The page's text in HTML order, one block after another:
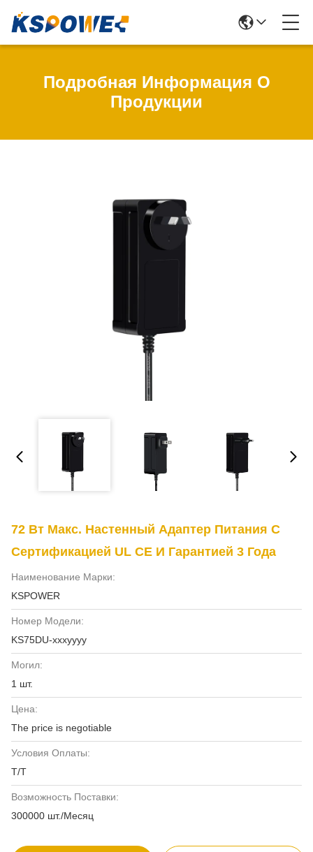
Подробная Информация О
Продукции
72 Вт Макс. Настенный Адаптер Питания С
Сертификацией UL CE И Гарантией 3 Года
Наименование Марки:
KSPOWER
Номер Модели:
KS75DU-xxxyyyy
Могил:
1 шт.
Цена:
The price is negotiable
Условия Оплаты:
Т/Т
Возможность Поставки:
300000 шт./Месяц